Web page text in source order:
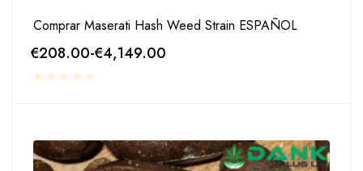
Comprar Maserati Hash Weed Strain ESPAÑOL
€208.00-€4,149.00